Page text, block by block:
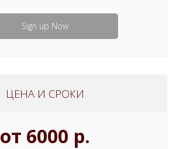
Sign up Now
ЦЕНА И СРОКИ
от 6000 р.